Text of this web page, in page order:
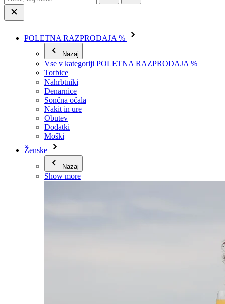
POLETNA RAZPRODAJA %
Nazaj
Vse v kategoriji POLETNA RAZPRODAJA %
Torbice
Nahrbtniki
Denarnice
Sončna očala
Nakit in ure
Obutev
Dodatki
Moški
Ženske
Nazaj
Show more